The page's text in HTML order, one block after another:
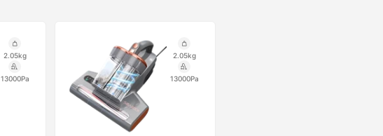
2.05kg
13000Pa
2.05kg
13000Pa